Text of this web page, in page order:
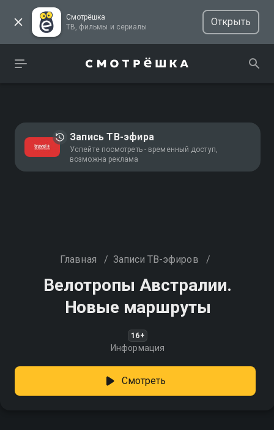
Смотрёшка
ТВ, фильмы и сериалы
Открыть
Запись ТВ-эфира
Успейте посмотреть - временный доступ,
возможна реклама
Главная / Записи ТВ-эфиров /
Велотропы Австралии.
Новые маршруты
16+
Информация
Смотреть